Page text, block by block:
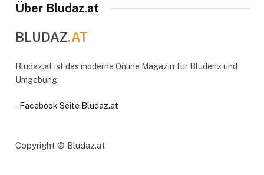
Über Bludaz.at
BLUDAZ.AT
Bludaz.at ist das moderne Online Magazin für Bludenz und
Umgebung.
-Facebook Seite Bludaz.at
Copyright © Bludaz.at